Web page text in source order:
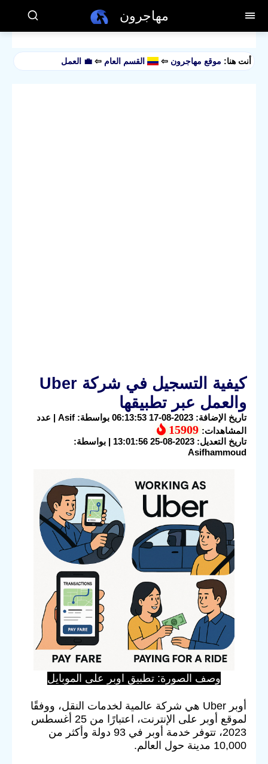
مهاجرون
أنت هنا: موقع مهاجرون ⇦ القسم العام ⇦ 💼 العمل
كيفية التسجيل في شركة Uber
والعمل عبر تطبيقها
تاريخ الإضافة: 2023-08-17 06:13:53 بواسطة: Asif | عدد
المشاهدات: 15909
تاريخ التعديل: 2023-08-25 13:01:56 | بواسطة:
Asifhammoud
وصف الصورة: تطبيق اوبر على الموبايل
أوبر Uber هي شركة عالمية لخدمات النقل، ووفقًا
لموقع أوبر على الإنترنت، اعتبارًا من 25 أغسطس
2023، تتوفر خدمة أوبر في 93 دولة وأكثر من
10,000 مدينة حول العالم.